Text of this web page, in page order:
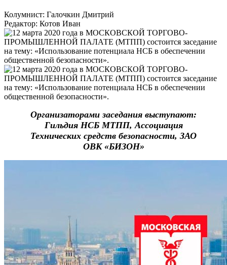
Колумнист: Галочкин Дмитрий
Редактор: Котов Иван
Организаторами заседания выступают:
Гильдия НСБ МТПП, Ассоциация
Технических средств безопасности, ЗАО
ОВК «БИЗОН»